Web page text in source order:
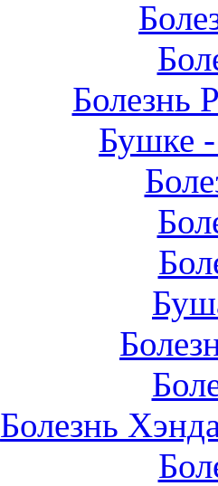
Болезнь
Бушке
Болезнь